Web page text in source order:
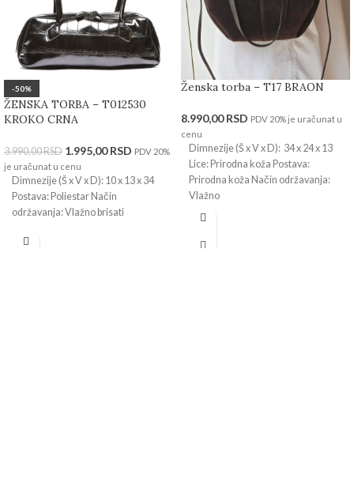
-50%
ŽENSKA TORBA – T012530
KROKO CRNA
3.990,00RSD 1.995,00RSD PDV 20%
je uračunat u cenu
Dimnezije (Š x V x D): 10 x 13 x 34
Postava: Poliestar Način
održavanja: Vlažno brisati
Ženska torba – T17 BRAON
8.990,00RSD PDV 20% je uračunat u
cenu
Dimnezije (Š x V x D): 34 x 24 x 13
Lice: Prirodna koža Postava:
Prirodna koža Način održavanja:
Vlažno